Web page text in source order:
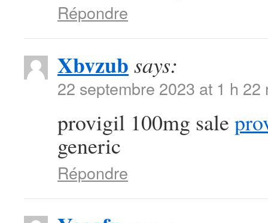
Répondre
Xbvzub says:
22 septembre 2023 at 1 h 22
provigil 100mg sale
generic
Répondre